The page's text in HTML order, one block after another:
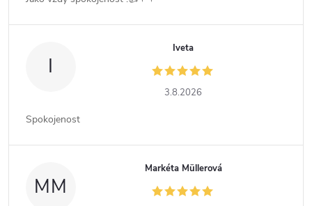
I
Iveta
3.8.2026
Spokojenost
MM
Markéta Müllerová